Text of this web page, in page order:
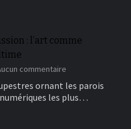
à
le
: l’art comme
commentaire
avec
passion
ornant les parois
les plus…